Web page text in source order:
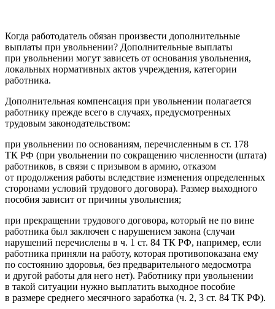
Когда работодатель обязан произвести дополнительные
выплаты при увольнении? Дополнительные выплаты
при увольнении могут зависеть от основания увольнения,
локальных нормативных актов учреждения, категории
работника.
Дополнительная компенсация при увольнении полагается
работнику прежде всего в случаях, предусмотренных
трудовым законодательством:
при увольнении по основаниям, перечисленным в ст. 178
ТК РФ (при увольнении по сокращению численности (штата)
работников, в связи с призывом в армию, отказом
от продолжения работы вследствие изменения определенных
сторонами условий трудового договора). Размер выходного
пособия зависит от причины увольнения;
при прекращении трудового договора, который не по вине
работника был заключен с нарушением закона (случаи
нарушений перечислены в ч. 1 ст. 84 ТК РФ, например, если
работника приняли на работу, которая противопоказана ему
по состоянию здоровья, без предварительного медосмотра
и другой работы для него нет). Работнику при увольнении
в такой ситуации нужно выплатить выходное пособие
в размере среднего месячного заработка (ч. 2, 3 ст. 84 ТК РФ).